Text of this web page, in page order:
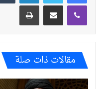
ڤايبر مشاركة عبر البريد طباعة
مقالات ذات صلة